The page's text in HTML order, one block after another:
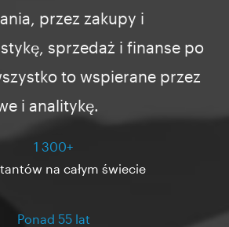
przez zakupy i
sprzedaż i finanse po
to wspierane przez
i analitykę.
1 300+
na całym świecie
Ponad 55 lat